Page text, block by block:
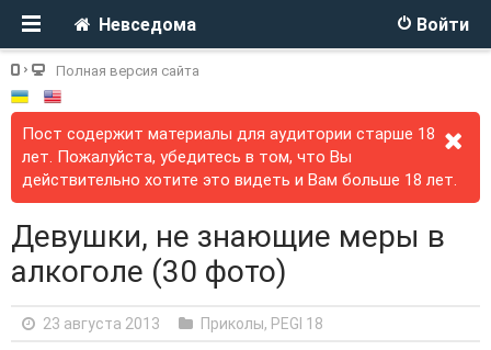
Войти
Невседома
Полная версия сайта
Пост содержит материалы для аудитории старше 18
лет. Пожалуйста, убедитесь в том, что Вы
действительно хотите это видеть и Вам больше 18 лет.
Девушки, не знающие меры в
алкоголе (30 фото)
23 августа 2013 Приколы, PEGI 18